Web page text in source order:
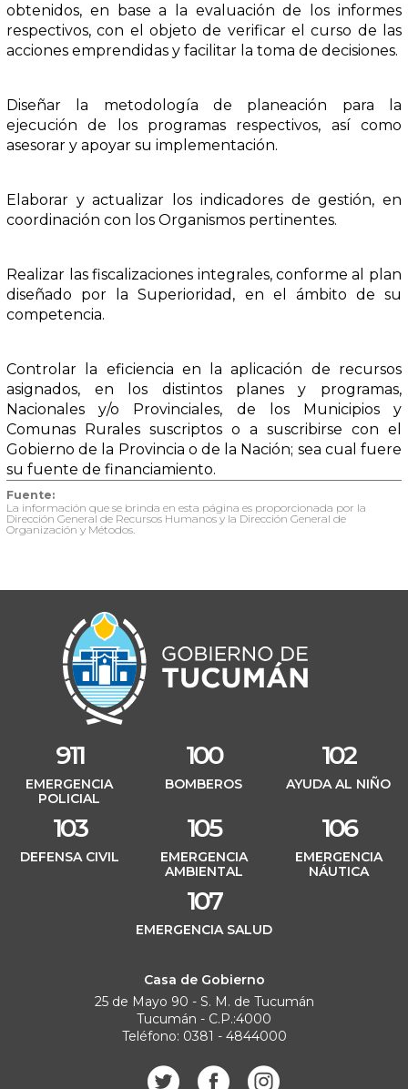
obtenidos, en base a la evaluación de los informes
respectivos, con el objeto de verificar el curso de las
acciones emprendidas y facilitar la toma de decisiones.
Diseñar la metodología de planeación para la
ejecución de los programas respectivos, así como
asesorar y apoyar su implementación.
Elaborar y actualizar los indicadores de gestión, en
coordinación con los Organismos pertinentes.
Realizar las fiscalizaciones integrales, conforme al plan
diseñado por la Superioridad, en el ámbito de su
competencia.
Controlar la eficiencia en la aplicación de recursos
asignados, en los distintos planes y programas,
Nacionales y/o Provinciales, de los Municipios y
Comunas Rurales suscriptos o a suscribirse con el
Gobierno de la Provincia o de la Nación; sea cual fuere
su fuente de financiamiento.
Fuente:
La información que se brinda en esta página es proporcionada por la
Dirección General de Recursos Humanos y la Dirección General de
Organización y Métodos.
911
EMERGENCIA
POLICIAL
100
BOMBEROS
102
AYUDA AL NIÑO
103
DEFENSA CIVIL
105
EMERGENCIA
AMBIENTAL
106
EMERGENCIA
NÁUTICA
107
EMERGENCIA SALUD
Casa de Gobierno
25 de Mayo 90 - S. M. de Tucumán
Tucumán - C.P.:4000
Teléfono: 0381 - 4844000